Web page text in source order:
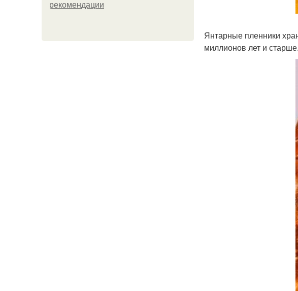
рекомендации
Янтарные пленники
миллионов лет и старше.